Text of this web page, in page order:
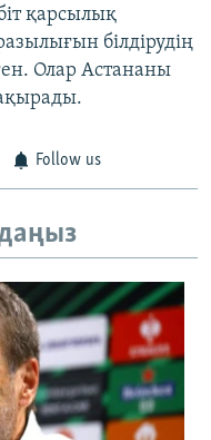
қарсылық
білдірудің
Олар Астананы
Follow us